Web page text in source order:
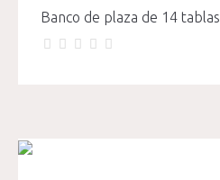
Banco de plaza de 14 tablas